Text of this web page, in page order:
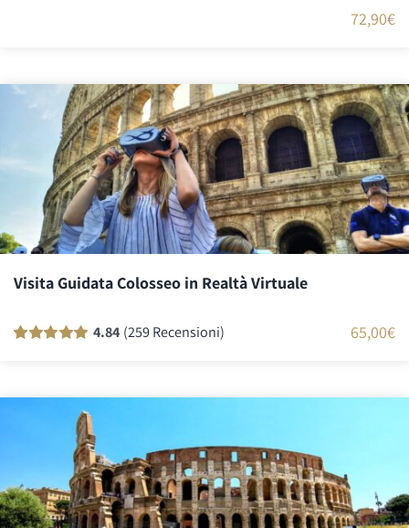
72,90€
Visita Guidata Colosseo in Realtà Virtuale
4.84 (259 Recensioni) 65,00€